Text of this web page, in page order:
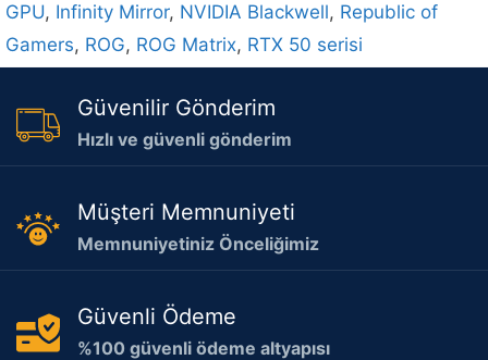
GPU, Infinity Mirror, NVIDIA Blackwell, Republic of
Gamers, ROG, ROG Matrix, RTX 50 serisi
Güvenilir Gönderim
Hızlı ve güvenli gönderim
Müşteri Memnuniyeti
Memnuniyetiniz Önceliğimiz
Güvenli Ödeme
%100 güvenli ödeme altyapısı